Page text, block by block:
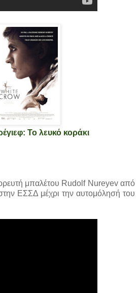
Το λευκό κοράκι
μπαλέτου Rudolf Nureyev από
ΕΣΣΔ μέχρι την αυτομόλησή του